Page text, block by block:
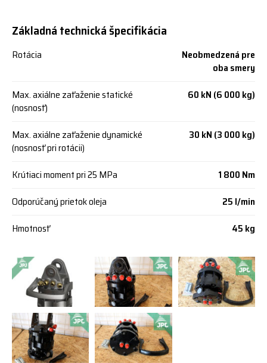
Základná technická špecifikácia
Rotácia
Neobmedzená pre
oba smery
Max. axiálne zaťaženie statické
(nosnosť)
60 kN (6 000 kg)
Max. axiálne zaťaženie dynamické
(nosnosť pri rotácii)
30 kN (3 000 kg)
Krútiaci moment pri 25 MPa
1 800 Nm
Odporúčaný prietok oleja
25 l/min
Hmotnosť
45 kg